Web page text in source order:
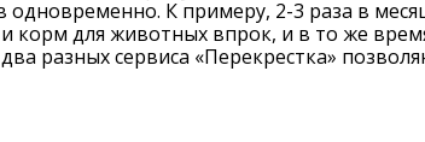
К примеру, 2-3 раза в
корм для животных впрок, и в то же
разных сервиса «Перекрестка»